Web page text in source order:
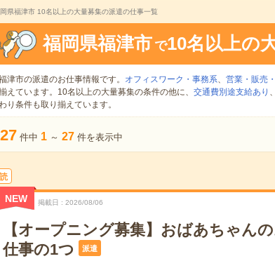
県福津市 10名以上の大量募集の派遣の仕事一覧
福岡県福津市 で10名以上の
津市の派遣のお仕事情報です。 オフィスワーク・事務系、 営業・販売
えています。10名以上の大量募集の条件の他に、 交通費別途支給あり 、
り条件も取り揃えています。
27 件中 1 ～ 27 件を表示中
NEW 掲載日 2026/08/06
【オープニング募集】おばあちゃん
仕事の1つ
派遣